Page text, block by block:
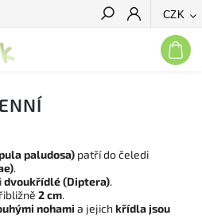
CZK
Hledat
paludosa) patří do čeledi
.
dvoukřídlé (Diptera).
2 cm.
nohami a jejich křídla jsou